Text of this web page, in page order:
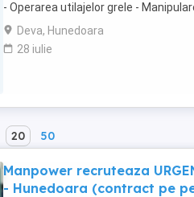
- Operarea utilajelor grele -
lemnos - Respectarea normelor de
Deva, Hunedoara
28 iulie
20 50
Manpower recruteaza
- Hunedoara (contract pe